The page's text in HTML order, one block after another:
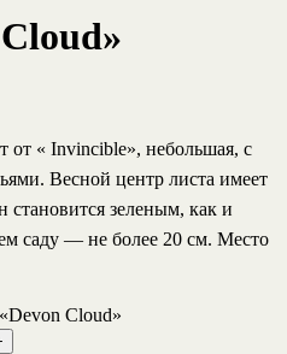
от « Invincible», небольшая, с
Весной центр листа имеет
становится зеленым, как и
саду — не более 20 см. Место
Cloud»